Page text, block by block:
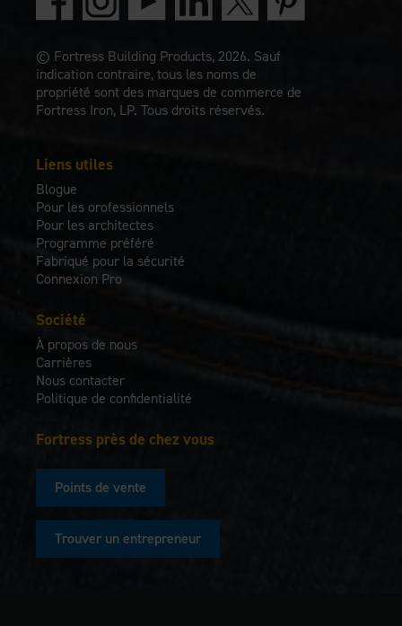
Liens utiles
Blogue
Pour les orofessionnels
Pour les architectes
Programme préféré
Fabriqué pour la sécurité
Connexion Pro
Société
À propos de nous
Carrières
Nous contacter
Politique de confidentialité
Fortress près de chez vous
Points de vente
Trouver un entrepreneur
© Fortress Building Products, 2026. Sauf
indication contraire, tous les noms de
propriété sont des marques de commerce de
Fortress Iron, LP. Tous droits réservés.